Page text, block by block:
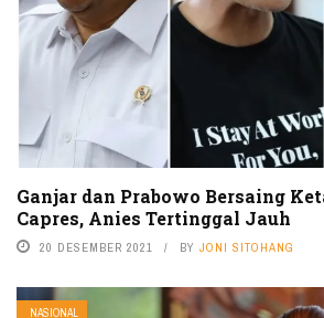
Ganjar dan Prabowo Bersaing
Capres, Anies Tertinggal Jauh
20 DESEMBER 2021 BY JONI SITOHANG
NASIONAL